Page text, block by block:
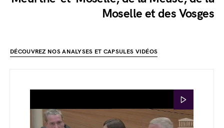
Moselle et des Vosges
DÉCOUVREZ NOS ANALYSES ET CAPSULES VIDÉOS